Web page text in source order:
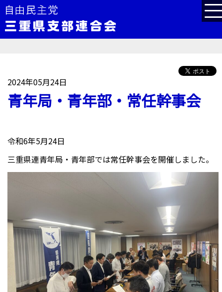
2024年05月24日
青年局・青年部・常任幹事会
令和6年5月24日
三重県連青年局・青年部では常任幹事会を開催しました。